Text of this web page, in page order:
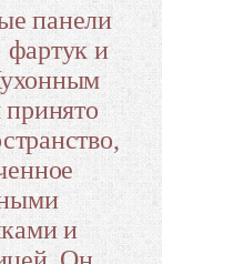
панели
фартук и
и